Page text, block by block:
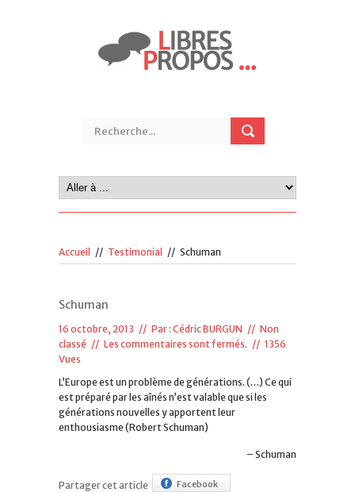
Accueil // Testimonial // Schuman
Schuman
16 octobre, 2013 // Par : Cédric BURGUN // Non
classé // Les commentaires sont fermés. // 1356
Vues
L’Europe est un problème de générations. (…) Ce qui
est préparé par les aînés n’est valable que si les
générations nouvelles y apportent leur
enthousiasme (Robert Schuman)
Schuman
Partager cet article
Facebook